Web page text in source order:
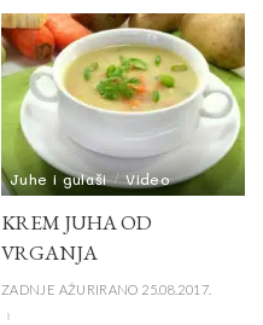
Juhe i gulaši Video
KREM JUHA OD
VRGANJA
ZADNJE AŽURIRANO 25.08.2017.